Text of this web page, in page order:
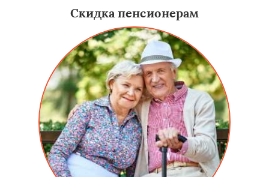
Скидка пенсионерам